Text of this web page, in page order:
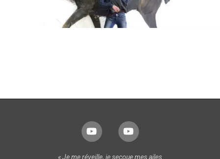
« Je me réveille, je secoue mes ailes